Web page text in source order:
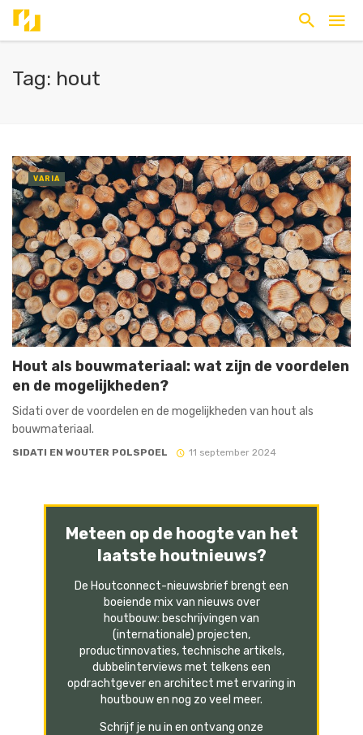
Tag: hout
VARIA
Hout als bouwmateriaal: wat zijn de voordelen
en de mogelijkheden?
Sidati over de voordelen en de mogelijkheden van hout als
bouwmateriaal.
SIDATI EN WOUTER POLSPOEL 11 september 2024
Meteen op de hoogte van het
laatste houtnieuws?
De Houtconnect-nieuwsbrief brengt een
boeiende mix van nieuws over
houtbouw: beschrijvingen van
(internationale) projecten,
productinnovaties, technische artikels,
dubbelinterviews met telkens een
opdrachtgever en architect met ervaring in
houtbouw en nog zo veel meer.
Schrijf je nu in en ontvang onze